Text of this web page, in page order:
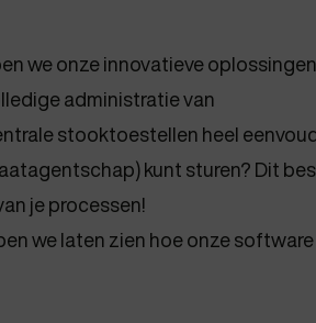
we onze innovatieve oplossingen
administratie van
stooktoestellen heel
kunt sturen? Dit
je processen!
we laten zien hoe onze